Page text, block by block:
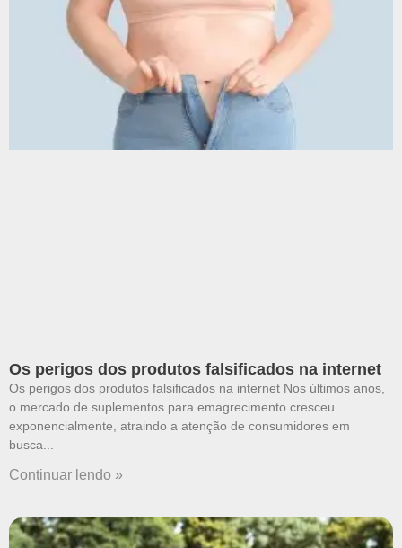
Os perigos dos produtos falsificados na internet
Os perigos dos produtos falsificados na internet Nos últimos anos,
o mercado de suplementos para emagrecimento cresceu
exponencialmente, atraindo a atenção de consumidores em
busca
Continuar lendo »